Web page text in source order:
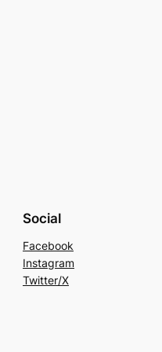
Social
Facebook
Instagram
Twitter/X